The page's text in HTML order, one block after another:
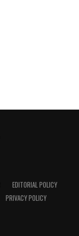
EDITORIAL POLICY
PRIVACY POLICY